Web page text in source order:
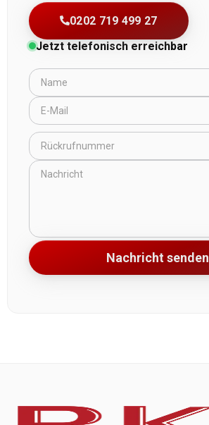
0202 719 499 27
Jetzt telefonisch erreichbar
Nachricht senden